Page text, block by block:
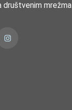
društvenim mrežma